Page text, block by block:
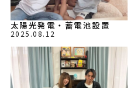
太陽光発電・蓄電池設置
2025.08.12